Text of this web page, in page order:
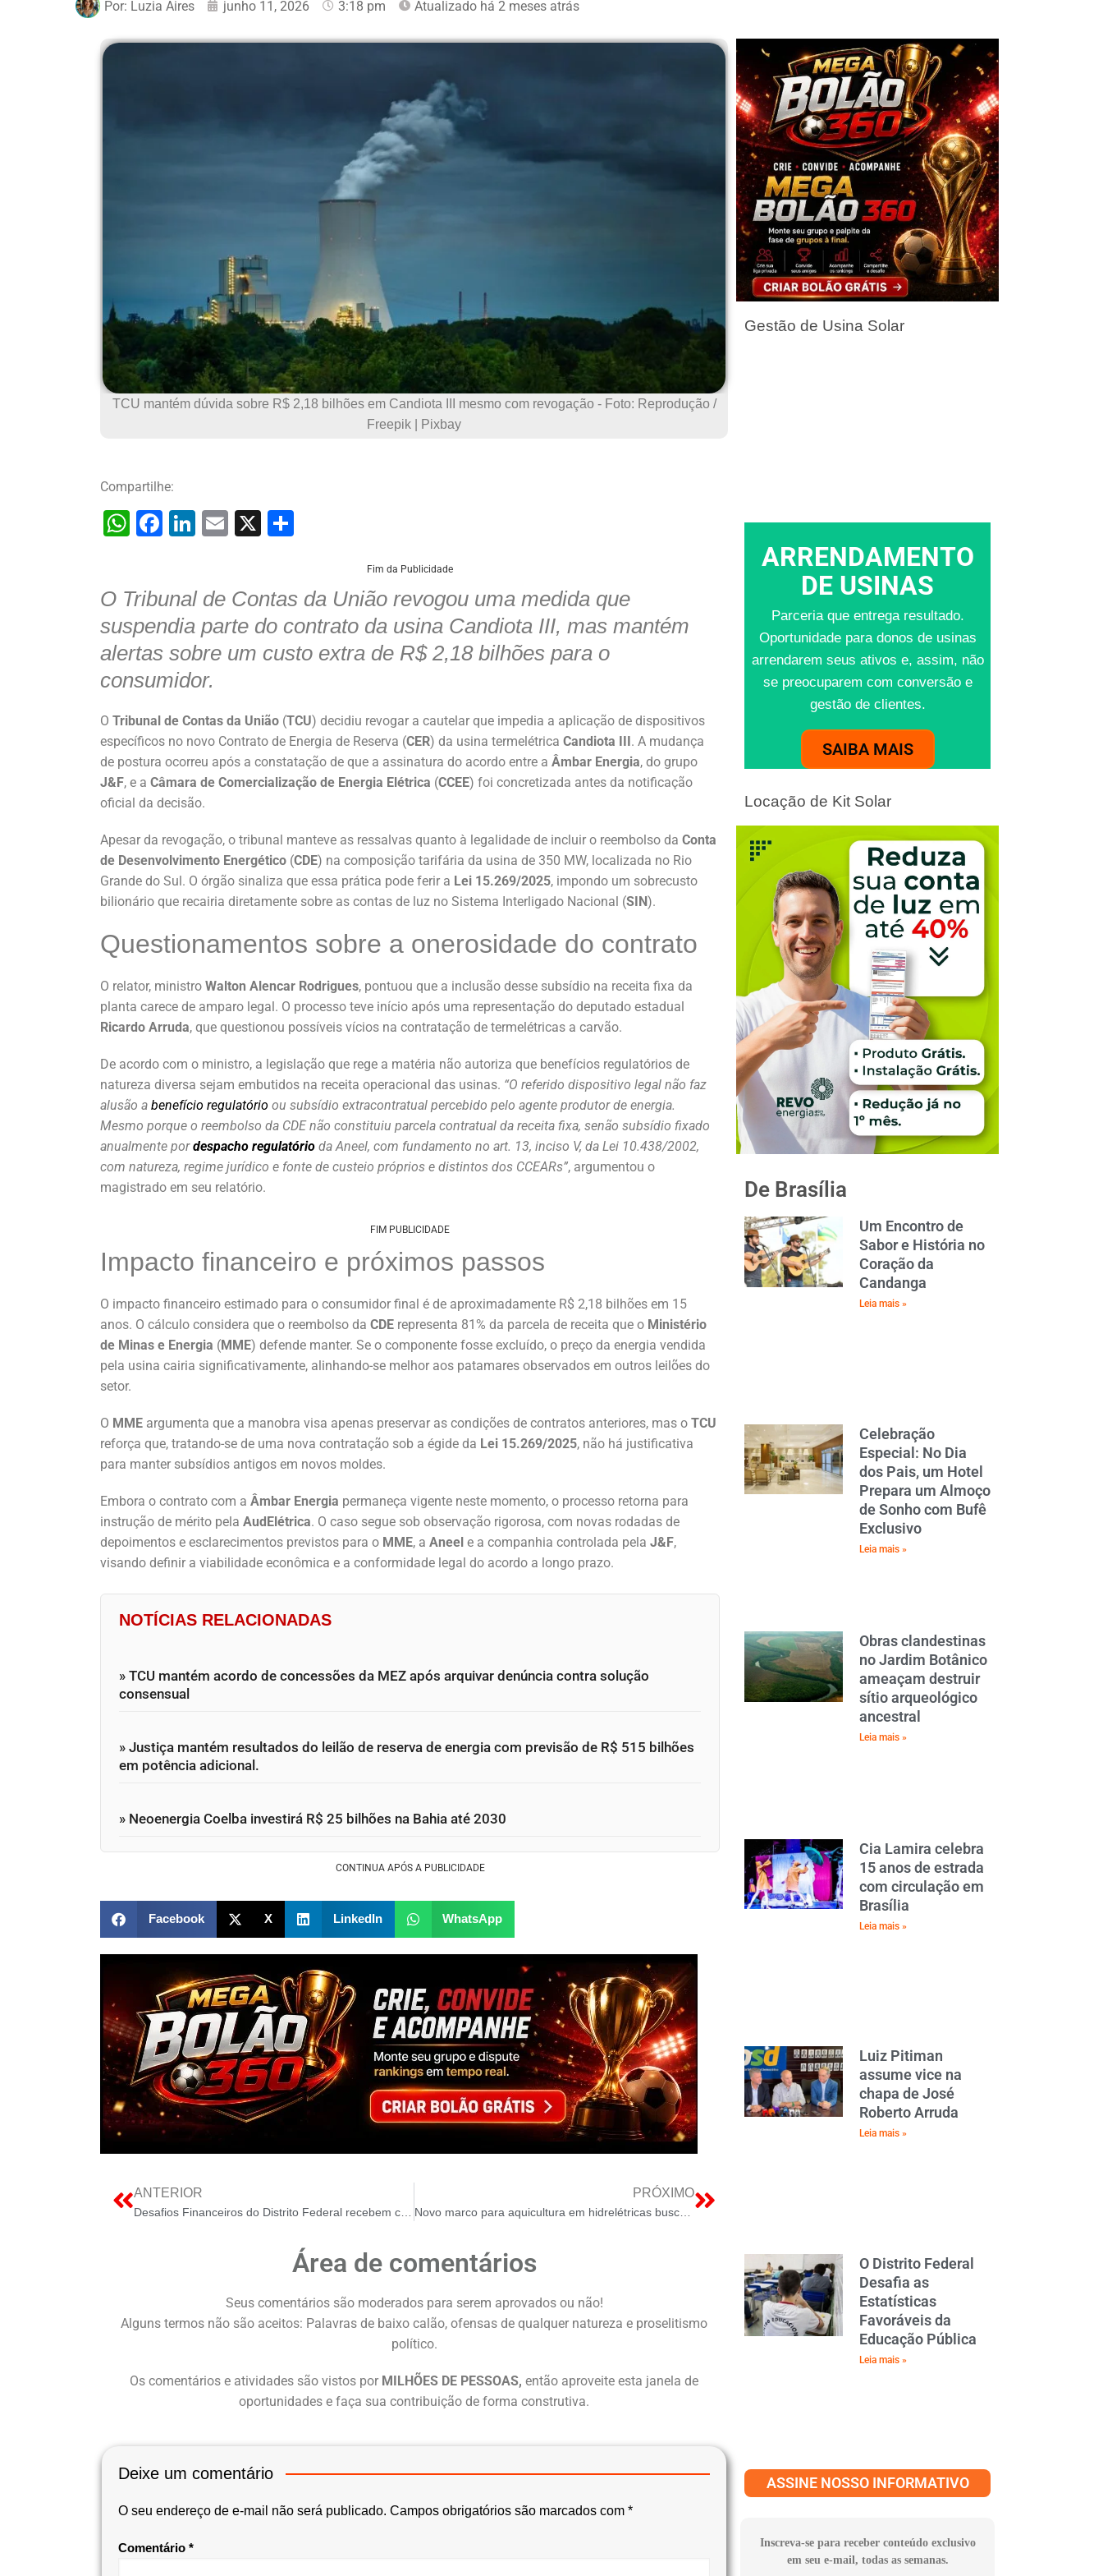
Por: Luzia Aires junho 11, 2026 3:18 pm Atualizado há 2 meses atrás
TCU mantém dúvida sobre R$ 2,18 bilhões em Candiota III mesmo com revogação - Foto: Reprodução /
Freepik | Pixbay
Compartilhe:
W
s
A
p
p
F
e
b
o
o
k
Li
e
dI
n
E
l
X
e
Fim da Publicidade
O Tribunal de Contas da União revogou uma medida que
suspendia parte do contrato da usina Candiota III, mas mantém
alertas sobre um custo extra de R$ 2,18 bilhões para o
consumidor.
O Tribunal de Contas da União (TCU) decidiu revogar a cautelar que impedia a aplicação de dispositivos
específicos no novo Contrato de Energia de Reserva (CER) da usina termelétrica Candiota III. A mudança
de postura ocorreu após a constatação de que a assinatura do acordo entre a Âmbar Energia, do grupo
J&F, e a Câmara de Comercialização de Energia Elétrica (CCEE) foi concretizada antes da notificação
oficial da decisão.
Apesar da revogação, o tribunal manteve as ressalvas quanto à legalidade de incluir o reembolso da Conta
de Desenvolvimento Energético (CDE) na composição tarifária da usina de 350 MW, localizada no Rio
Grande do Sul. O órgão sinaliza que essa prática pode ferir a Lei 15.269/2025, impondo um sobrecusto
bilionário que recairia diretamente sobre as contas de luz no Sistema Interligado Nacional (SIN).
Questionamentos sobre a onerosidade do contrato
O relator, ministro Walton Alencar Rodrigues, pontuou que a inclusão desse subsídio na receita fixa da
planta carece de amparo legal. O processo teve início após uma representação do deputado estadual
Ricardo Arruda, que questionou possíveis vícios na contratação de termelétricas a carvão.
De acordo com o ministro, a legislação que rege a matéria não autoriza que benefícios regulatórios de
natureza diversa sejam embutidos na receita operacional das usinas. “O referido dispositivo legal não faz
alusão a benefício regulatório ou subsídio extracontratual percebido pelo agente produtor de energia.
Mesmo porque o reembolso da CDE não constituiu parcela contratual da receita fixa, senão subsídio fixado
anualmente pordespacho regulatório da Aneel, com fundamento no art. 13, inciso V, da Lei 10.438/2002,
com natureza, regime jurídico e fonte de custeio próprios e distintos dos CCEARs”, argumentou o
magistrado em seu relatório.
FIM PUBLICIDADE
Impacto financeiro e próximos passos
O impacto financeiro estimado para o consumidor final é de aproximadamente R$ 2,18 bilhões em 15
anos. O cálculo considera que o reembolso da CDE representa 81% da parcela de receita que o Ministério
de Minas e Energia (MME) defende manter. Se o componente fosse excluído, o preço da energia vendida
pela usina cairia significativamente, alinhando-se melhor aos patamares observados em outros leilões do
setor.
O MME argumenta que a manobra visa apenas preservar as condições de contratos anteriores, mas o TCU
reforça que, tratando-se de uma nova contratação sob a égide da Lei 15.269/2025, não há justificativa
para manter subsídios antigos em novos moldes.
Embora o contrato com a Âmbar Energia permaneça vigente neste momento, o processo retorna para
instrução de mérito pela AudElétrica. O caso segue sob observação rigorosa, com novas rodadas de
depoimentos e esclarecimentos previstos para o MME, a Aneel e a companhia controlada pela J&F,
visando definir a viabilidade econômica e a conformidade legal do acordo a longo prazo.
NOTÍCIAS RELACIONADAS
» TCU mantém acordo de concessões da MEZ após arquivar denúncia contra solução
consensual
» Justiça mantém resultados do leilão de reserva de energia com previsão de R$ 515 bilhões
em potência adicional.
» Neoenergia Coelba investirá R$ 25 bilhões na Bahia até 2030
CONTINUA APÓS A PUBLICIDADE
Facebook X LinkedIn WhatsApp
ANTERIOR PRÓXIMO
Área de comentários
Seus comentários são moderados para serem aprovados ou não!
Alguns termos não são aceitos: Palavras de baixo calão, ofensas de qualquer natureza e proselitismo
político.
Os comentários e atividades são vistos por MILHÕES DE PESSOAS, então aproveite esta janela de
oportunidades e faça sua contribuição de forma construtiva.
Deixe um comentário
O seu endereço de e-mail não será publicado. Campos obrigatórios são marcados com *
Comentário *
Gestão de Usina Solar
ARRENDAMENTO
DE USINAS
Parceria que entrega resultado.
Oportunidade para donos de usinas
arrendarem seus ativos e, assim, não
se preocuparem com conversão e
gestão de clientes.
SAIBA MAIS
Locação de Kit Solar
De Brasília
Um Encontro de
Sabor e História no
Coração da
Candanga
Leia mais »
Celebração
Especial: No Dia
dos Pais, um Hotel
Prepara um Almoço
de Sonho com Bufê
Exclusivo
Leia mais »
Obras clandestinas
no Jardim Botânico
ameaçam destruir
sítio arqueológico
ancestral
Leia mais »
Cia Lamira celebra
15 anos de estrada
com circulação em
Brasília
Leia mais »
Luiz Pitiman
assume vice na
chapa de José
Roberto Arruda
Leia mais »
O Distrito Federal
Desafia as
Estatísticas
Favoráveis da
Educação Pública
Leia mais »
ASSINE NOSSO INFORMATIVO
Inscreva-se para receber conteúdo exclusivo
em seu e-mail, todas as semanas.